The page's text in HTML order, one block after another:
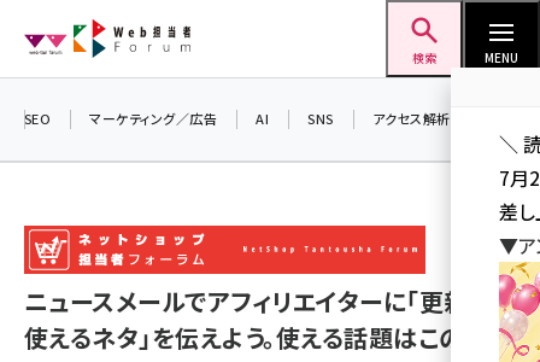
ン
検索 MENU
seo (3519)
ai (2801)
SEO マーケティング／広告 AI SNS アクセス解析／データ分析
ニュースメールでアフィリエイターに「更新に
使えるネタ」を伝えよう。使える話題はこの5つ
＼
7月
差し
▼ア